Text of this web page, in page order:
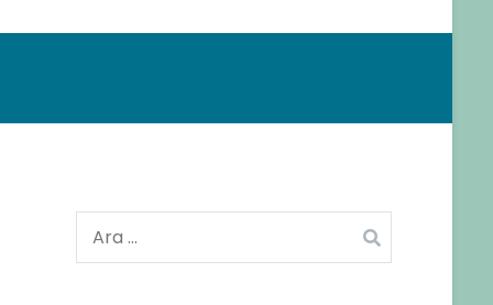
Arama: